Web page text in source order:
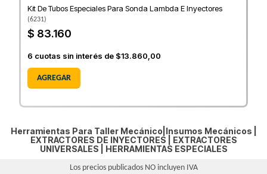
Kit De Tubos Especiales Para Sonda Lambda E Inyectores
(6231)
$ 83.160
6 cuotas sin interés de $13.860,00
AGREGAR
Herramientas Para Taller Mecánico|Insumos Mecánicos |
EXTRACTORES DE INYECTORES
EXTRACTORES
UNIVERSALES
HERRAMIENTAS ESPECIALES
Los precios publicados NO incluyen IVA